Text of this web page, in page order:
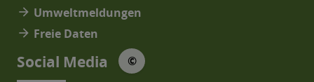
arrow_forward Umweltmeldungen
arrow_forward Freie Daten
Social Media © © Social Media Icons: jam-